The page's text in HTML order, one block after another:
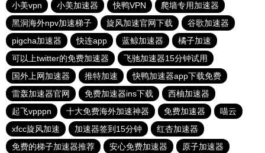
小美vpn
小美加速器 快鸭VPN
爬墙专用加速器
黑洞海外npv加速梯子
旋风加速官网下载
谷歌加速器
pigcha加速器
快连app 蓝鲸加速器
橘子加速
可以上twitter的免费加速器
飞驰加速器15分钟试用
国外上网加速器
推特加速
快鸭加速器app下载免费
雷轰加速器官网
免费加速器ins下载
西柚加速器
起飞vpppn
十大免费海外加速神器 免费加速器
喵云
xfcc旋风加速
加速器签到15分钟
红杏加速器
免费的梯子加速器推荐
安心免费加速器 原子加速器